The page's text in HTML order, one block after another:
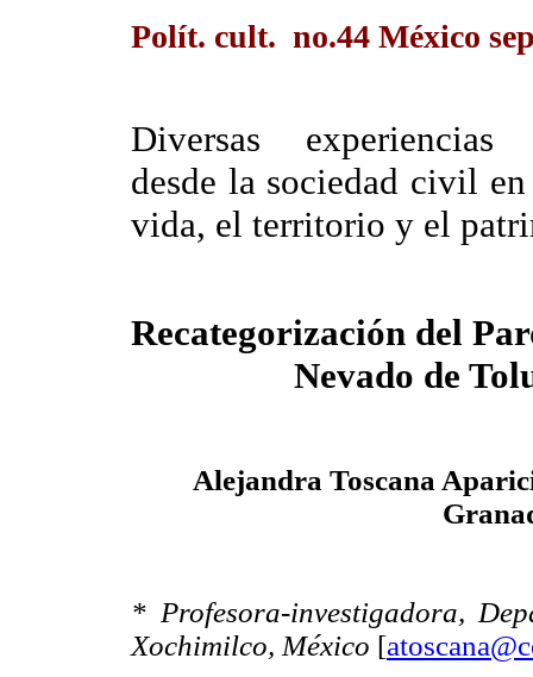
Polít. cult. no.44 México
Diversas experiencias
desde la sociedad civil
vida, el territorio y el
Recategorización del
Nevado de
Alejandra Toscana
* Profesora-investigadora,
Xochimilco, México [